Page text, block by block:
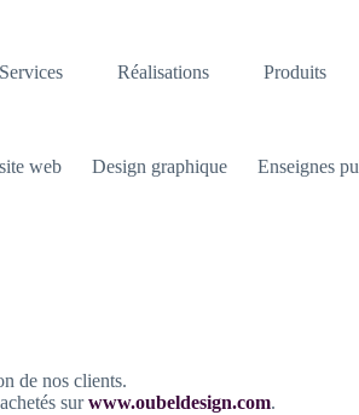
Services Réalisations Produits
web Design graphique Enseignes
de nos clients.
surwww.oubeldesign.com.